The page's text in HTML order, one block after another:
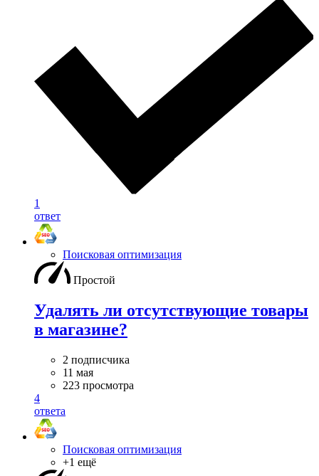
1
ответ
Поисковая оптимизация
Простой
Удалять ли отсутствующие товары
в магазине?
2 подписчика
11 мая
223 просмотра
4
ответа
Поисковая оптимизация
+1 ещё